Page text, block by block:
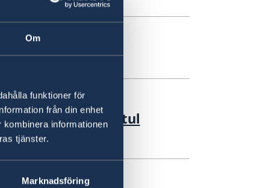
Om
funktioner för
från din enhet
informationen
tjänster.
Marknadsföring
privind impactul
Nistru